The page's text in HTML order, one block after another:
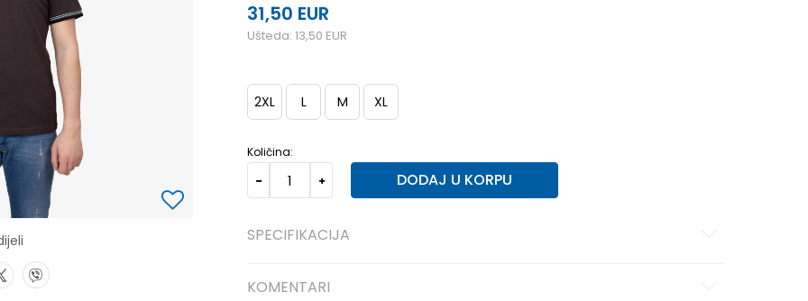
31,50 EUR
Ušteda: 13,50 EUR
2XL L M XL
Količina:
DODAJ U KORPU
SPECIFIKACIJA
KOMENTARI